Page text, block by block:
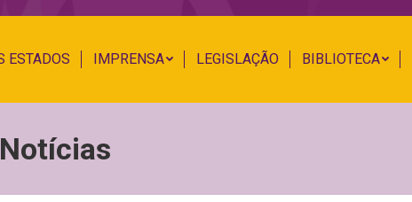
ESTADOS IMPRENSA LEGISLAÇÃO BIBLIOTECA
Notícias